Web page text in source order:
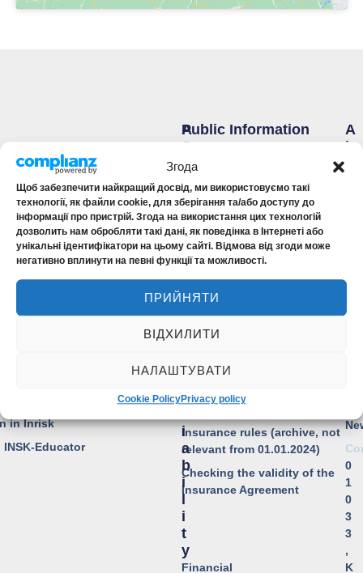
Згода
Щоб забезпечити найкращий досвід, ми використовуємо такі
технології, як файли cookie, для зберігання та/або доступу до
інформації про пристрій. Згода на використання цих технологій
дозволить нам обробляти такі дані, як поведінка в Інтернеті або
унікальні ідентифікатори на цьому сайті. Відмова від згоди може
негативно вплинути на певні функції та можливості.
ПРИЙНЯТИ
ВІДХИЛИТИ
НАЛАШТУВАТИ
Cookie PolicyPrivacy policy
DREAMS
in Inrisk
Educator
Public Information
Insurance products
Public offers
Financial statements
Information for shareholders
and stakeholders
Disclosure of information
Insurance intermediaries
Accreditation in banks
For consumers of financial
Barrier-free accessibility
License for insurance
activities
Insurance rules (archive, not
relevant from 01.01.2024)
Checking the validity of the
Insurance Agreement
A
S
S
I
S
T
A
N
C
E
EDAC
Assistance
E
I
A
B
I
I
T
Y
Financial
A
B
O
P
0
1
0
3
3
,
K